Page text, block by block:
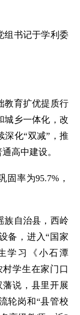
书记于学利委
育扩优提质行
城乡一体化，改
深化“双减”，推
高中建设。
率为95.7%，
自治县，西岭
备，进入“国家
学习《小石潭
学生在家门口
藩说，县里开展
轮岗和“县管校